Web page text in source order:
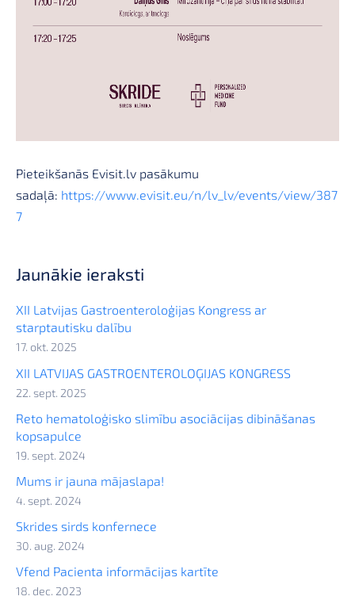
Jaunākie ieraksti
XII Latvijas Gastroenteroloģijas Kongress ar
starptautisku dalību
17. okt. 2025
XII LATVIJAS GASTROENTEROLOĢIJAS KONGRESS
22. sept. 2025
Reto hematoloģisko slimību asociācijas dibināšanas
kopsapulce
19. sept. 2024
Mums ir jauna mājaslapa!
4. sept. 2024
Skrides sirds konfernece
30. aug. 2024
Vfend Pacienta informācijas kartīte
18. dec. 2023
Pieteikšanās Evisit.lv pasākumu
sadaļā: https://www.evisit.eu/n/lv_lv/events/view/387
7